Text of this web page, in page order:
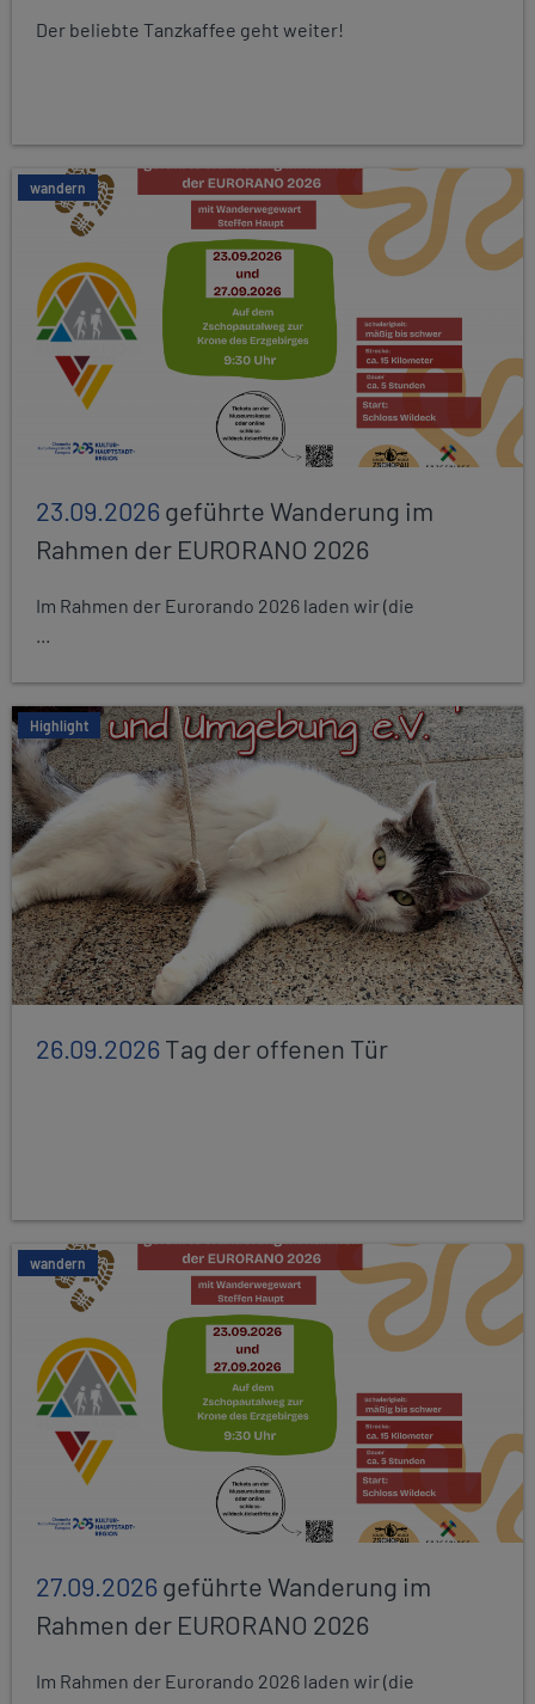
Der beliebte Tanzkaffee geht weiter!
wandern
23.09.2026geführte Wanderung im
Rahmen der EURORANO 2026
Im Rahmen der Eurorando 2026 laden wir (die
Highlight
26.09.2026Tag der offenen Tür
wandern
27.09.2026geführte Wanderung im
Rahmen der EURORANO 2026
Im Rahmen der Eurorando 2026 laden wir (die